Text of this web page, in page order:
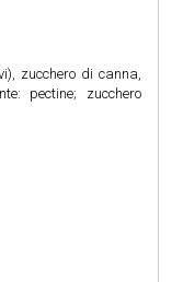
zucchero di canna,
pectine; zucchero